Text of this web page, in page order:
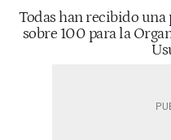
Todas han recibido
sobre 100 para la